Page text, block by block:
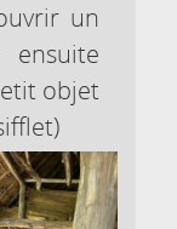
un
ensuite
objet